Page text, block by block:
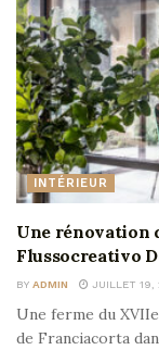
INTÉRIEUR
Une rénovation
Flussocreativo
BY ADMIN JUILLET 19,
Une ferme du
de Franciacorta